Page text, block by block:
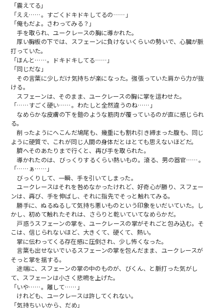
「震えてる」
「ええ……。すごくドキドキしてるの……」
「俺もだよ。さわってみる？」
手を取られ、ユークレースの胸に導かれた。
厚い胸板の下では、スフェーンに負けないくらいの勢いで、心臓が脈
打っていた。
「ほんと……。ドキドキしてる……」
「同じだな」
その言葉に少しだけ気持ちが楽になった。強張っていた肩から力が抜
ける。
スフェーンは、そのまま、ユークレースの胸に掌を這わせた。
「……すごく硬い……。わたしと全然違うのね……」
なめらかな皮膚の下を鎧のような筋肉が覆っているのが直に感じられ
る。
削ったようにへこんだ鳩尾も、幾重にも割れ引き締まった腹も、同じ
ように硬質で、これが同じ人間の身体だとはとても思えないほどだ。
臍へそのあたりまで行くと、再び手を取られた。
導かれたのは、びっくりするくらい熱いもの。滾る、男の器官……。
「……ぁ……」
びっくりして、一瞬、手を引いてしまった。
ユークレースはそれを咎めなかったけれど、好奇心が勝り、スフェー
ンは、再び、手を伸ばし、それに指先でそっと触れてみる。
勝手に、ぬるぬるして気持ち悪いものという印象をいだいていた。し
かし、初めて触れたそれは、さらりと乾いていてなめらかだ。
戸惑うスフェーンの掌を、ユークレースの掌がそれごと包み込む。そ
こは、信じられないほど、大きくて、硬くて、熱い。
掌に伝わってくる存在感に圧倒され、少し怖くなった。
言葉も出せないでいるスフェーンの掌を包んだまま、ユークレースが
そっと掌を揺する。
途端に、スフェーンの掌の中のものが、びくん、と脈打った気がし
て、スフェーンは小さく悲鳴を上げた。
「いや……。離して……」
けれども、ユークレースは許してくれない。
「気持ちいいから、だめ」